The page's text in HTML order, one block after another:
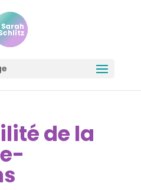
de la